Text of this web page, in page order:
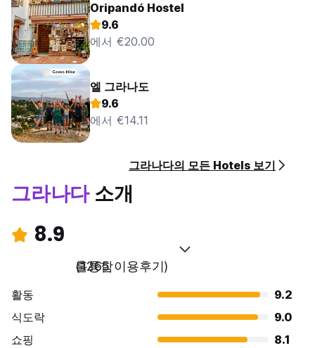
Oripandó Hostel
9.6
에서 €20.00
엘 그라나도
9.6
에서 €14.11
그라나다의 모든 Hotels 보기
그라나다소개
8.9
훌륭함
(1265 이용후기)
활동
9.2
식도락
9.0
쇼핑
8.1